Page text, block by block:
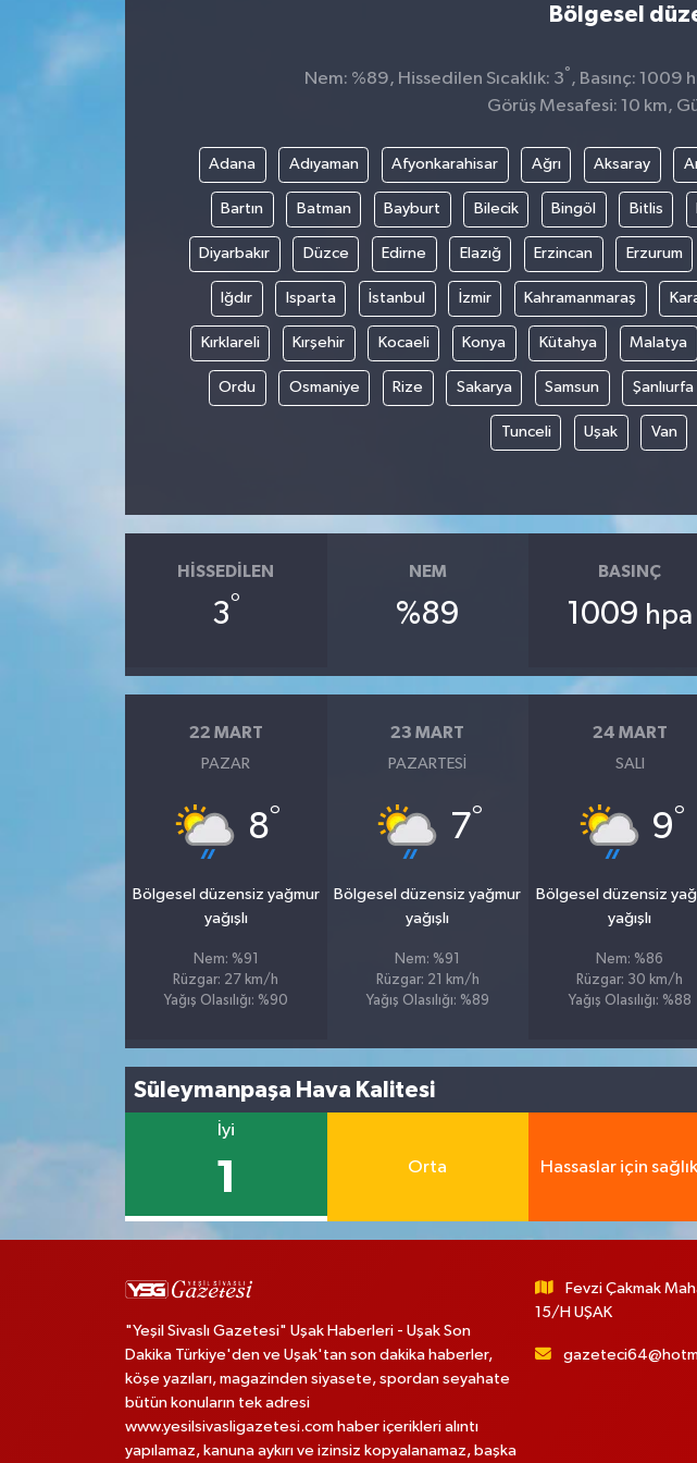
Bölgesel
Nem: %89, Hissedilen Sıcaklık: 3° , Basınç: 1009
Görüş Mesafesi: 10 km,
Adana Adıyaman Afyonkarahisar Ağrı Aksaray
Bartın Batman Bayburt Bilecik Bingöl Bitlis
Diyarbakır Düzce Edirne Elazığ Erzincan Erzurum
Iğdır Isparta İstanbul İzmir Kahramanmaraş
Kırklareli Kırşehir Kocaeli Konya Kütahya Malatya
Ordu Osmaniye Rize Sakarya Samsun Şanlıurfa
Tunceli Uşak Van
HISSEDILEN
3°
NEM
%89
BASINÇ
1009 hpa
22 MART
PAZAR
8°
Bölgesel düzensiz yağmur
yağışlı
Nem: %91
Rüzgar: 27 km/h
Yağış Olasılığı: %90
23 MART
PAZARTESI
7°
Bölgesel düzensiz yağmur
yağışlı
Nem: %91
Rüzgar: 21 km/h
Yağış Olasılığı: %89
24 MART
SALI
9°
Bölgesel düzensiz
yağışlı
Nem: %86
Rüzgar: 30 km/h
Yağış Olasılığı: %88
Süleymanpaşa Hava Kalitesi
İyi
1 Orta Hassaslar için
"Yeşil Sivaslı Gazetesi" Uşak Haberleri - Uşak Son
Dakika Türkiye'den ve Uşak'tan son dakika haberler,
köşe yazıları, magazinden siyasete, spordan seyahate
bütün konuların tek adresi
www.yesilsivasligazetesi.com haber içerikleri alıntı
yapılamaz, kanuna aykırı ve izinsiz kopyalanamaz, başka
Fevzi Çakmak
15/H UŞAK